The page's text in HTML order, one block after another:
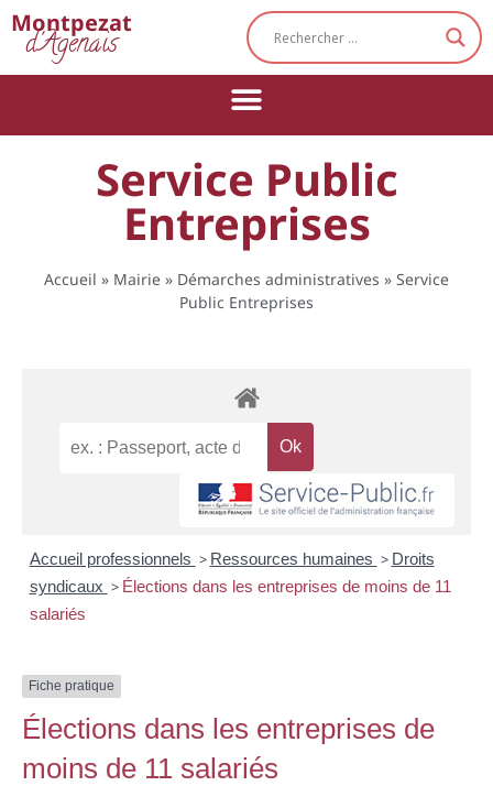
Montpezat
d'Agenais
Service Public
Entreprises
Accueil » Mairie » Démarches administratives » Service
Public Entreprises
Accueil professionnels > Ressources humaines > Droits
syndicaux > Élections dans les entreprises de moins de 11
salariés
Fiche pratique
Élections dans les entreprises de
moins de 11 salariés
Cookies management panel